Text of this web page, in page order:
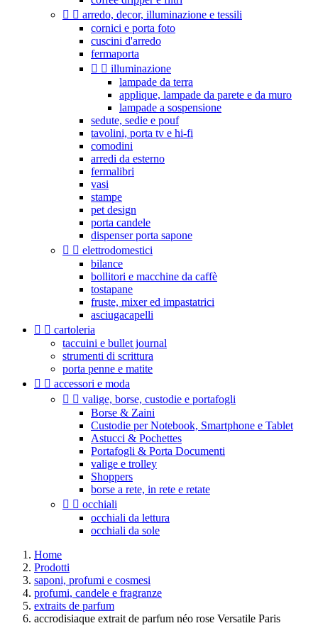
  arredo, decor, illuminazione e tessili
cornici e porta foto
cuscini d'arredo
fermaporta
  illuminazione
lampade da terra
applique, lampade da parete e da muro
lampade a sospensione
sedute, sedie e pouf
tavolini, porta tv e hi-fi
comodini
arredi da esterno
fermalibri
vasi
stampe
pet design
porta candele
dispenser porta sapone
  elettrodomestici
bilance
bollitori e macchine da caffè
tostapane
fruste, mixer ed impastatrici
asciugacapelli
  cartoleria
taccuini e bullet journal
strumenti di scrittura
porta penne e matite
  accessori e moda
  valige, borse, custodie e portafogli
Borse & Zaini
Custodie per Notebook, Smartphone e Tablet
Astucci & Pochettes
Portafogli & Porta Documenti
valige e trolley
Shoppers
borse a rete, in rete e retate
  occhiali
occhiali da lettura
occhiali da sole
Home
Prodotti
saponi, profumi e cosmesi
profumi, candele e fragranze
extraits de parfum
accrodisiaque extrait de parfum néo rose Versatile Paris